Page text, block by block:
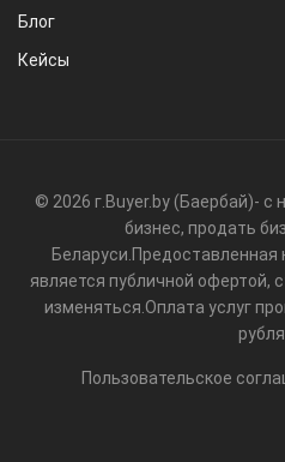
Блог
Кейсы
© 2026 г.Buyer.by (Баербай)- с
бизнес, продать
Беларуси.Предоставленная
является публичной офертой,
изменяться.Оплата услуг
Пользовательское